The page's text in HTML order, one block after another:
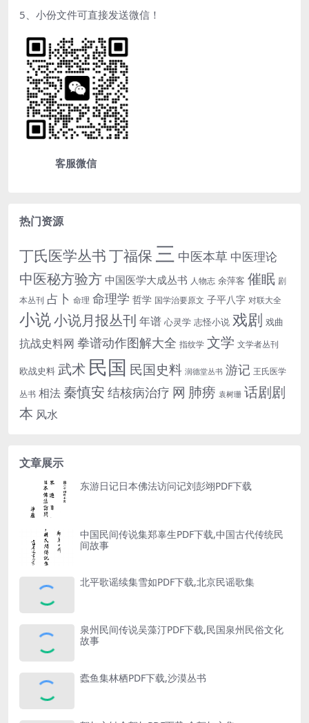
5、小份文件可直接发送微信！
客服微信
热门资源
丁氏医学丛书丁福保 三 中医本草 中医理论
中医秘方验方 中国医学大成丛书 人物志 余萍客 催眠 剧
本丛刊 占卜 命理 命理学 哲学 国学治要原文 子平八字 对联大全
小说小说月报丛刊 年谱 心灵学 志怪小说 戏剧 戏曲
抗战史料网 拳谱动作图解大全 指纹学 文学 文学者丛刊
欧战史料 武术 民国 民国史料 润德堂丛书 游记 王氏医学
丛书 相法 秦慎安 结核病治疗 网 肺痨 袁树珊 话剧剧
本 风水
文章展示
东游日记日本佛法访问记刘彭翊PDF下载
中国民间传说集郑辜生PDF下载,中国古代传统民
间故事
北平歌谣续集雪如PDF下载,北京民谣歌集
泉州民间传说吴藻汀PDF下载,民国泉州民俗文化
故事
蠹鱼集林栖PDF下载,沙漠丛书